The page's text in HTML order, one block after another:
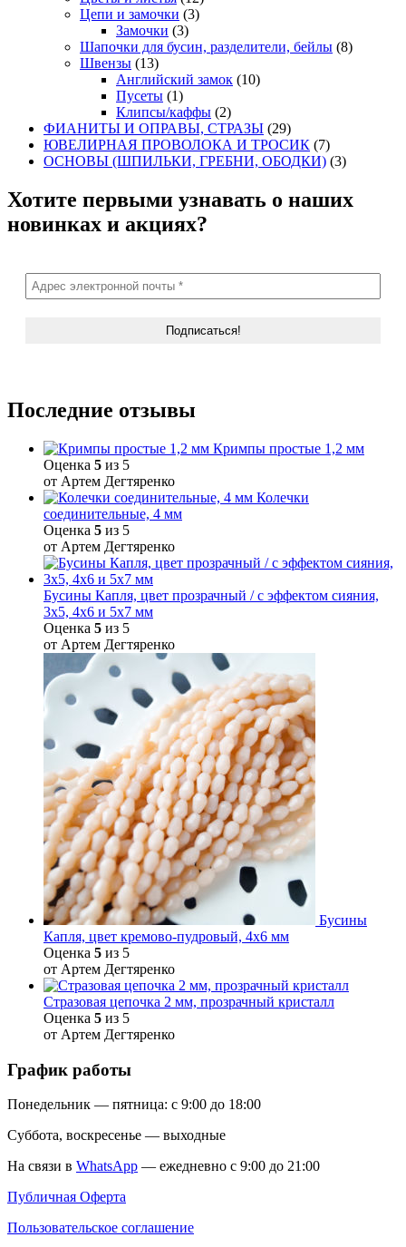
Цепи и замочки (3)
Замочки (3)
Шапочки для бусин, разделители, бейлы (8)
Швензы (13)
Английский замок (10)
Пусеты (1)
Клипсы/каффы (2)
ФИАНИТЫ И ОПРАВЫ, СТРАЗЫ (29)
ЮВЕЛИРНАЯ ПРОВОЛОКА И ТРОСИК (7)
ОСНОВЫ (ШПИЛЬКИ, ГРЕБНИ, ОБОДКИ) (3)
Хотите первыми узнавать о наших
новинках и акциях?
Последние отзывы
Кримпы простые 1,2 мм
Оценка 5 из 5
от Артем Дегтяренко
Колечки
соединительные, 4 мм
Оценка 5 из 5
от Артем Дегтяренко
Бусины Капля, цвет прозрачный / с эффектом сияния,
3х5, 4х6 и 5х7 мм
Оценка 5 из 5
от Артем Дегтяренко
Бусины
Капля, цвет кремово-пудровый, 4х6 мм
Оценка 5 из 5
от Артем Дегтяренко
Стразовая цепочка 2 мм, прозрачный кристалл
Оценка 5 из 5
от Артем Дегтяренко
График работы
Понедельник — пятница: с 9:00 до 18:00
Суббота, воскресенье — выходные
На связи в WhatsApp — ежедневно с 9:00 до 21:00
Публичная Оферта
Пользовательское соглашение